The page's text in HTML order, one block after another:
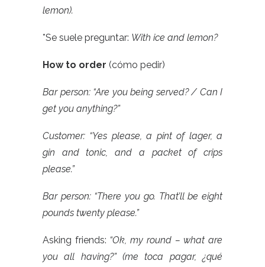
lemon).
*Se suele preguntar: With ice and lemon?
How to order (cómo pedir)
Bar person: “Are you being served? / Can I
get you anything?”
Customer: “Yes please, a pint of lager, a
gin and tonic, and a packet of crips
please.”
Bar person: “There you go. That’ll be eight
pounds twenty please.”
Asking friends: “Ok, my round – what are
you all having?” (me toca pagar, ¿qué